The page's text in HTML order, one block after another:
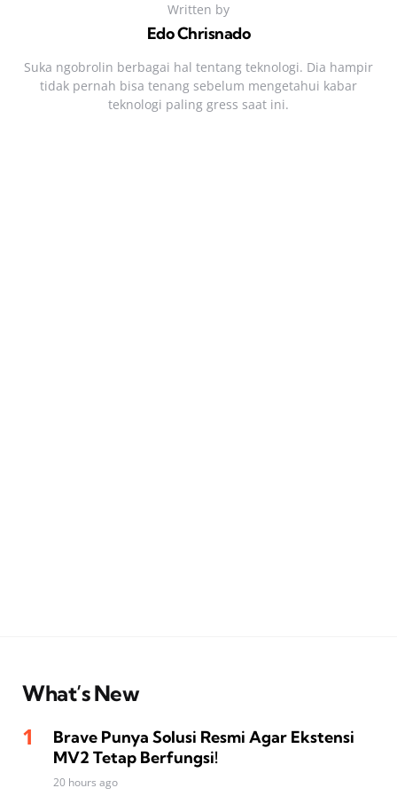
Written by
Edo Chrisnado
Suka ngobrolin berbagai hal tentang teknologi. Dia hampir
tidak pernah bisa tenang sebelum mengetahui kabar
teknologi paling gress saat ini.
What’s New
Brave Punya Solusi Resmi Agar Ekstensi
MV2 Tetap Berfungsi!
20 hours ago